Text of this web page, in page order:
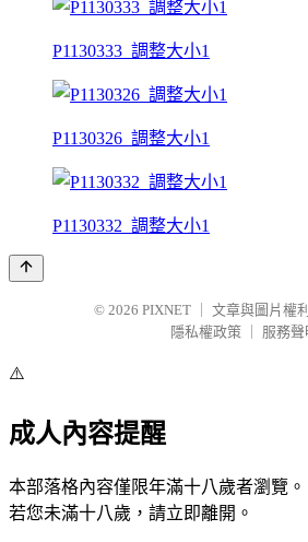
P1130333_調整大小1
P1130326_調整大小1
P1130332_調整大小1
© 2026 PIXNET
文章與圖片權
隱私權政策
服務聲
⚠️
成人內容提醒
本部落格內容僅限年滿十八歲者瀏覽。
若您未滿十八歲，請立即離開。